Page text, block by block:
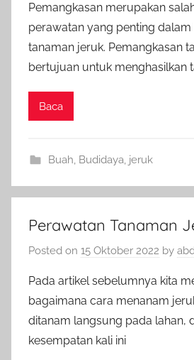
Pemangkasan merupakan
perawatan yang penting
tanaman jeruk. Pemangkasan
bertujuan untuk menghasilkan
Baca
Buah, Budidaya, jeruk
Perawatan Tanaman
Posted on 15 Oktober 2022 by
Pada artikel sebelumnya kita
bagaimana cara menanam
ditanam langsung pada lahan,
kesempatan kali ini